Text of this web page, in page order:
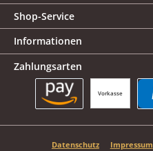
Shop-Service
Informationen
Zahlungsarten
Vorkasse
Datenschutz Impressum